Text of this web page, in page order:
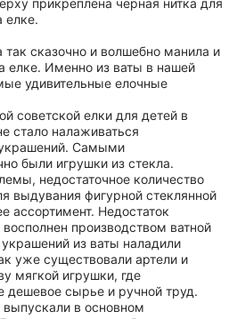
прикреплена черная нитка для
елке.
так сказочно и волшебно манила и
елке. Именно из ваты в нашей
удивительные елочные
советской елки для детей в
стало налаживаться
Самыми
были игрушки из стекла.
недостаточное количество
выдувания фигурной стеклянной
ассортимент. Недостаток
производством ватной
из ваты наладили
уже существовали артели и
мягкой игрушки, где
дешевое сырье и ручной труд.
в основном